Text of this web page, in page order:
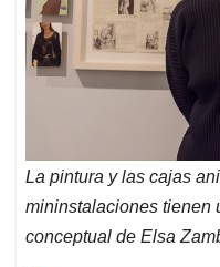
La pintura y las cajas
mininstalaciones tienen
conceptual de Elsa